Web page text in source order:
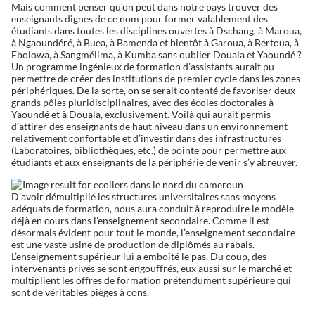
Mais comment penser qu’on peut dans notre pays trouver des
enseignants dignes de ce nom pour former valablement des
étudiants dans toutes les disciplines ouvertes à Dschang, à Maroua,
à Ngaoundéré, à Buea, à Bamenda et bientôt à Garoua, à Bertoua, à
Ebolowa, à Sangmélima, à Kumba sans oublier Douala et Yaoundé ?
Un programme ingénieux de formation d’assistants aurait pu
permettre de créer des institutions de premier cycle dans les zones
périphériques. De la sorte, on se serait contenté de favoriser deux
grands pôles pluridisciplinaires, avec des écoles doctorales à
Yaoundé et à Douala, exclusivement. Voilà qui aurait permis
d’attirer des enseignants de haut niveau dans un environnement
relativement confortable et d’investir dans des infrastructures
(Laboratoires, bibliothèques, etc.) de pointe pour permettre aux
étudiants et aux enseignants de la périphérie de venir s’y abreuver.
D’avoir démultiplié les structures universitaires sans moyens
adéquats de formation, nous aura conduit à reproduire le modèle
déjà en cours dans l’enseignement secondaire. Comme il est
désormais évident pour tout le monde, l’enseignement secondaire
est une vaste usine de production de diplômés au rabais.
L’enseignement supérieur lui a emboîté le pas. Du coup, des
intervenants privés se sont engouffrés, eux aussi sur le marché et
multiplient les offres de formation prétendument supérieure qui
sont de véritables pièges à cons.